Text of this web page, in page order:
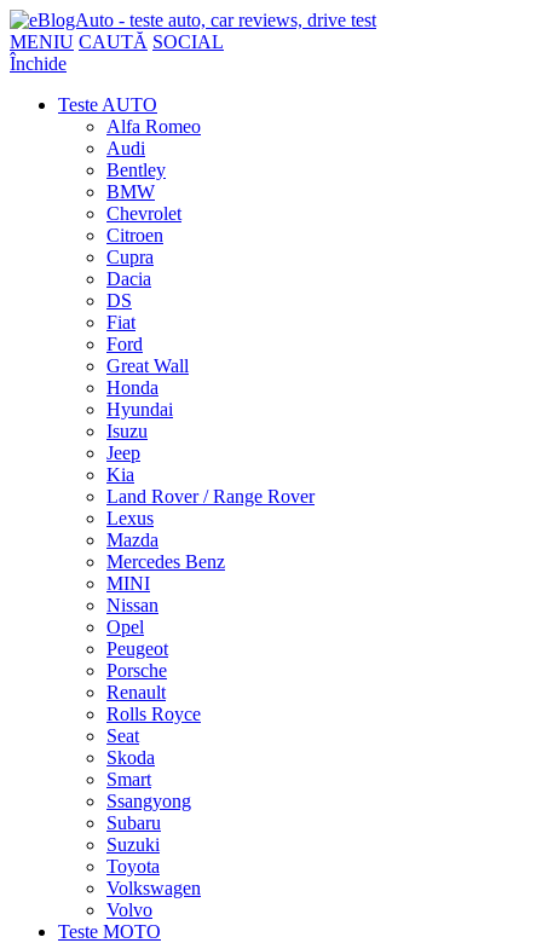
MENIU CAUTĂ SOCIAL
Închide
Teste AUTO
Alfa Romeo
Audi
Bentley
BMW
Chevrolet
Citroen
Cupra
Dacia
DS
Fiat
Ford
Great Wall
Honda
Hyundai
Isuzu
Jeep
Kia
Land Rover / Range Rover
Lexus
Mazda
Mercedes Benz
MINI
Nissan
Opel
Peugeot
Porsche
Renault
Rolls Royce
Seat
Skoda
Smart
Ssangyong
Subaru
Suzuki
Toyota
Volkswagen
Volvo
Teste MOTO